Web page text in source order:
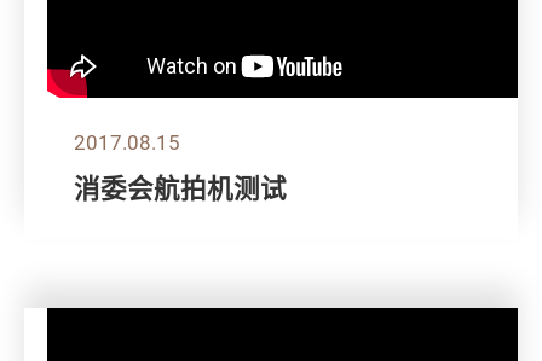
2017.08.15
消委会航拍机测试